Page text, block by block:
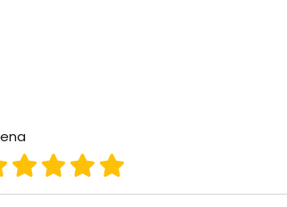
ocjena 5
ocjena 4
ocjena 3
ocjena 2
1